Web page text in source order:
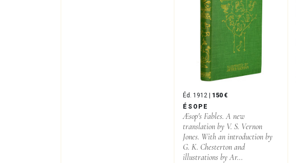
Éd. 1912 | 150 €
ÉSOPE
Æsop's Fables. A new
translation by V. S. Vernon
Jones. With an introduction by
G. K. Chesterton and
illustrations by Ar...